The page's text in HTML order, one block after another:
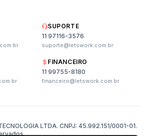
SUPORTE
11 97116-3576
suporte@letswork.com.br
FINANCEIRO
11 99755-8180
financeiro@letswork.com.br
LTDA. CNPJ: 45.992.151/0001-01.
Vendas